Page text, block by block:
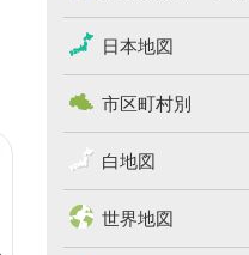
日本地図
市区町村別
白地図
世界地図